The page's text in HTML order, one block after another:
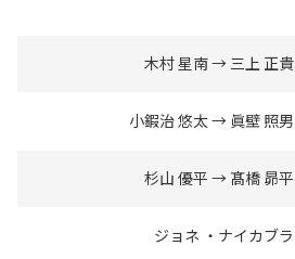
木村 星南 → 三上 正貴
小鍜治 悠太 → 眞壁 照男
杉山 優平 → 髙橋 昴平
ジョネ ・ナイカブラ